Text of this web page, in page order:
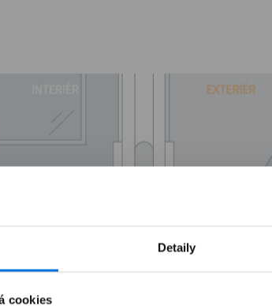
Detaily
cookies